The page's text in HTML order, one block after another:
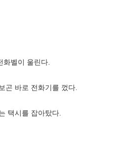
화벨이 울린다.
곤 바로 전화기를 껐다.
택시를 잡아탔다.